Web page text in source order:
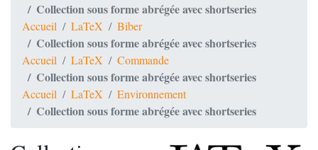
Collection sous forme abrégée avec shortseries
Accueil LaTeX Biber
Collection sous forme abrégée avec shortseries
Accueil LaTeX Commande
Collection sous forme abrégée avec shortseries
Accueil LaTeX Environnement
Collection sous forme abrégée avec shortseries